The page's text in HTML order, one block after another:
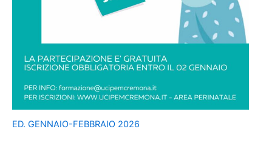
ED. GENNAIO-FEBBRAIO 2026